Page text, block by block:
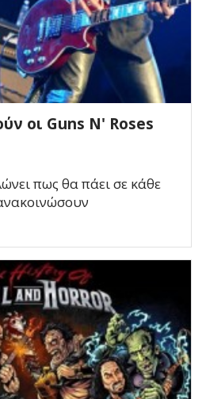
οι Guns N' Roses
πως θα πάει σε κάθε